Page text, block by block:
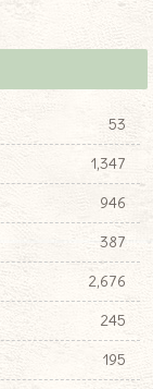
53
1,347
946
387
2,676
245
195